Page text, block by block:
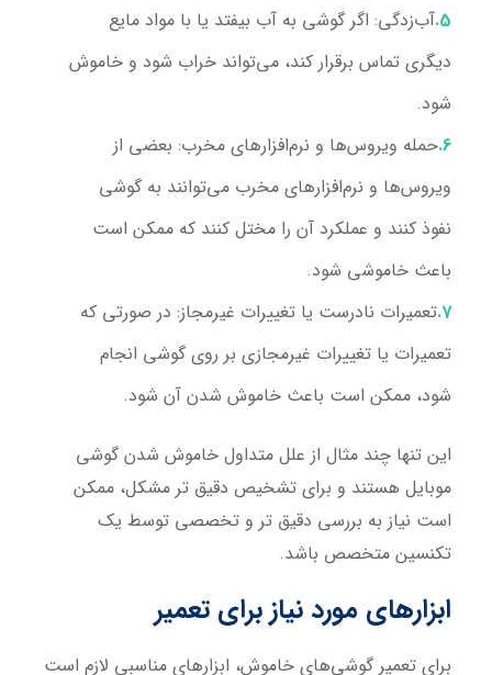
آب‌زدگی: اگر گوشی به آب بیفتد یا با مواد مایع
دیگری تماس برقرار کند، می‌تواند خراب شود و خاموش
شود.
حمله ویروس‌ها و نرم‌افزارهای مخرب: بعضی از
ویروس‌ها و نرم‌افزارهای مخرب می‌توانند به گوشی
نفوذ کنند و عملکرد آن را مختل کنند که ممکن است
باعث خاموشی شود.
تعمیرات نادرست یا تغییرات غیرمجاز: در صورتی که
تعمیرات یا تغییرات غیرمجازی بر روی گوشی انجام
شود، ممکن است باعث خاموش شدن آن شود.
این تنها چند مثال از علل متداول خاموش شدن گوشی
موبایل هستند و برای تشخیص دقیق تر مشکل، ممکن
است نیاز به بررسی دقیق تر و تخصصی توسط یک
تکنسین متخصص باشد.
ابزارهای مورد نیاز برای تعمیر
برای تعمیر گوشی‌های خاموش، ابزارهای مناسبی لازم است